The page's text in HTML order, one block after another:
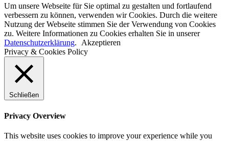
Um unsere Webseite für Sie optimal zu gestalten und fortlaufend
verbessern zu können, verwenden wir Cookies. Durch die weitere
Nutzung der Webseite stimmen Sie der Verwendung von Cookies
zu. Weitere Informationen zu Cookies erhalten Sie in unserer
Datenschutzerklärung. Akzeptieren
Privacy & Cookies Policy
Schließen
Privacy Overview
This website uses cookies to improve your experience while you